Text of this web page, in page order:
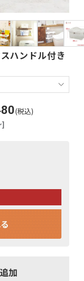
ハンドル付き
(税込)
]